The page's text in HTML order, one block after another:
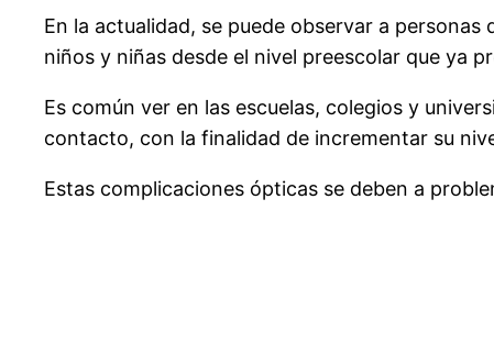
En la actualidad, se puede observar a
niños y niñas desde el nivel preescolar que ya
Es común ver en las escuelas, colegios y
contacto, con la finalidad de incrementar su
Estas complicaciones ópticas se deben a